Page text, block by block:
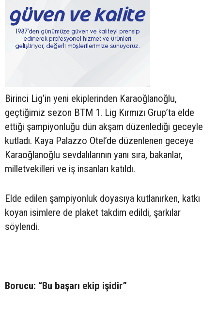
Birinci Lig’in yeni ekiplerinden Karaoğlanoğlu,
geçtiğimiz sezon BTM 1. Lig Kırmızı Grup’ta elde
ettiği şampiyonluğu dün akşam düzenlediği geceyle
kutladı. Kaya Palazzo Otel’de düzenlenen geceye
Karaoğlanoğlu sevdalılarının yanı sıra, bakanlar,
milletvekilleri ve iş insanları katıldı.
Elde edilen şampiyonluk doyasıya kutlanırken, katkı
koyan isimlere de plaket takdim edildi, şarkılar
söylendi.
Borucu: “Bu başarı ekip işidir”